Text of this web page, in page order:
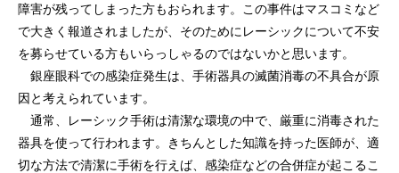
障害が残ってしまった方もおられます。この事件はマスコミなど
で大きく報道されましたが、そのためにレーシックについて不安
を募らせている方もいらっしゃるのではないかと思います。
銀座眼科での感染症発生は、手術器具の滅菌消毒の不具合が原
因と考えられています。
通常、レーシック手術は清潔な環境の中で、厳重に消毒された
器具を使って行われます。きちんとした知識を持った医師が、適
切な方法で清潔に手術を行えば、感染症などの合併症が起こるこ